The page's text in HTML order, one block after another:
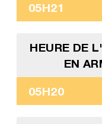
05H21
HEURE DE
EN
05H20